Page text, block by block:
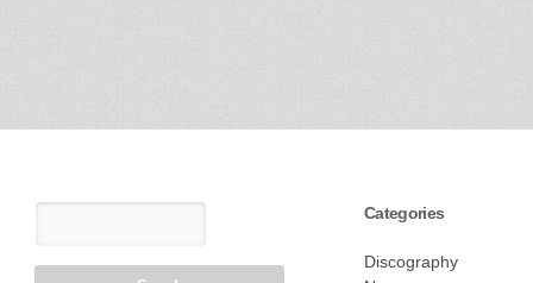
Categories
Discography